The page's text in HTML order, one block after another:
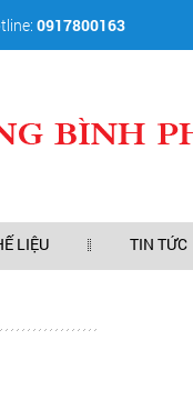
0917800163
LIỆU TIN TỨC